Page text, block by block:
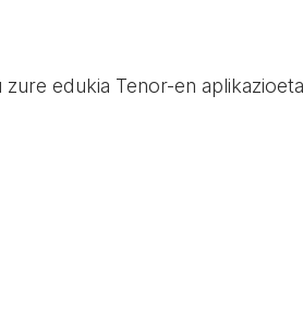
edukia Tenor-en